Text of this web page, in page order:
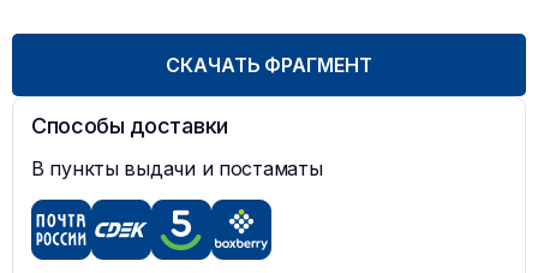
СКАЧАТЬ ФРАГМЕНТ
Способы доставки
В пункты выдачи и постаматы